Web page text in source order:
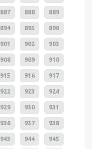
887 888 889
894 895 896
901 902 903
908 909 910
915 916 917
922 923 924
929 930 931
936 937 938
943 944 945